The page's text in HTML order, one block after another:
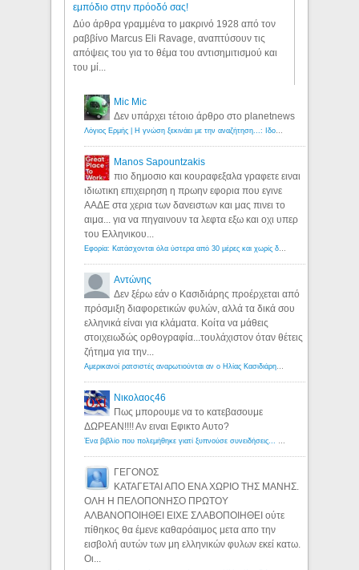
εμπόδιο στην πρόοδό σας!
Δύο άρθρα γραμμένα το μακρινό 1928 από τον
ραββίνο Marcus Eli Ravage, αναπτύσουν τις
απόψεις του για το θέμα του αντισημιτισμού και
του μί...
Mic Mic
Δεν υπάρχει τέτοιο άρθρο στο planetnews
Λόγιος Ερμής | Η γνώση ξεκινάει με την αναζήτηση...: Ιδού οι 18 που χρωστούν 11 δις ευρώ!
Manos Sapountzakis
πιο δημοσιο και κουραφεξαλα γραφετε ειναι
ιδιωτικη επιχειρηση η πρωην εφορια που εγινε
ΑΑΔΕ στα χερια των δανειστων και μας πινει το
αιμα... για να πηγαινουν τα λεφτα εξω και οχι υπερ
του Ελληνικου...
Εφορία: Κατάσχονται όλα ύστερα από 30 μέρες και χωρίς δικαστικές αποφάσεις - Λόγιος Ερμής
Αντώνης
Δεν ξέρω εάν ο Κασιδιάρης προέρχεται από
πρόσμιξη διαφορετικών φυλών, αλλά τα δικά σου
ελληνικά είναι για κλάματα. Κοίτα να μάθεις
στοιχειωδώς ορθογραφία...τουλάχιστον όταν θέτεις
ζήτημα για την...
Αμερικανοί ρατσιστές αναρωτιούνται αν ο Ηλίας Κασιδιάρης ανήκει στη λευκή φυλή... - Λόγιος Ερμής
Νικολαος46
Πως μπορουμε να το κατεβασουμε
ΔΩΡΕΑΝ!!!! Αν ειναι Εφικτο Αυτο?
Ένα βιβλίο που πολεμήθηκε γιατί ξυπνούσε συνειδήσεις... - Λόγιος Ερμής | Η γνώση ξεκινάει με την αναζήτηση...
ΓΕΓΟΝΟΣ
ΚΑΤΑΓΕΤΑΙ ΑΠΟ ΕΝΑ ΧΩΡΙΟ ΤΗΣ ΜΑΝΗΣ.
ΟΛΗ Η ΠΕΛΟΠΟΝΗΣΟ ΠΡΩΤΟΥ
ΑΛΒΑΝΟΠΟΙΗΘΕΙ ΕΙΧΕ ΣΛΑΒΟΠΟΙΗΘΕΙ ούτε
πίθηκος θα έμενε καθαρόαιμος μετα απο την
εισβολή αυτών των μη ελληνικών φυλων εκεί κατω.
Οι...